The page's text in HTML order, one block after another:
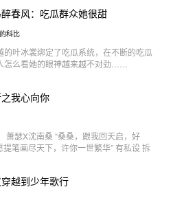
张起灵是半个哑巴 骚扰半天也蹦不出一
气来的时候 才后知后觉这嘴长得是过于
水轩文学社】 【本文已完结】强烈推荐
精她矫揉造作》，终极笔记我重新开坑
收藏关注花花打卡！ （点亮会员进群系
望了。” “师父，您不介意多一位女徒弟
春风：吃瓜群众她很甜
科比
的叶冰裳绑定了吃瓜系统，在不断的吃瓜
怎么看她的眼神越来越不对劲……
我心向你
萧瑟X沈南桑 “桑桑，跟我回天启，好
提笔画尽天下，许你一世繁华” 有私设 拆
越到少年歌行